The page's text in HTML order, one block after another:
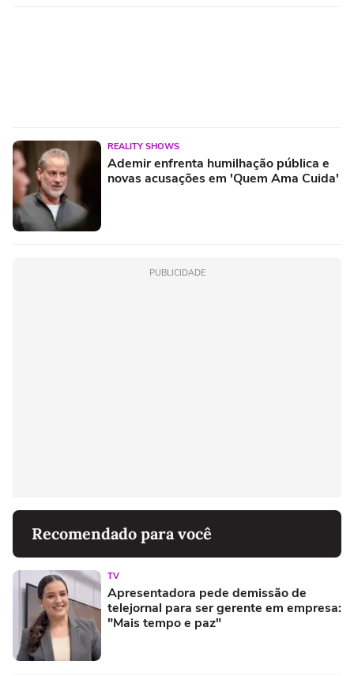
REALITY SHOWS
Ademir enfrenta humilhação pública e
novas acusações em 'Quem Ama Cuida'
PUBLICIDADE
Recomendado para você
TV
Apresentadora pede demissão de
telejornal para ser gerente em empresa:
"Mais tempo e paz"